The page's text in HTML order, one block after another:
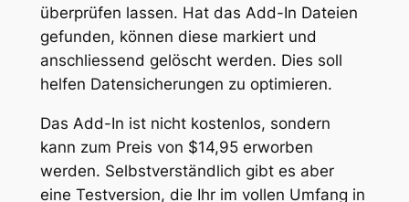
überprüfen lassen. Hat das Add-In Dateien
gefunden, können diese markiert und
anschliessend gelöscht werden. Dies soll
helfen Datensicherungen zu optimieren.
Das Add-In ist nicht kostenlos, sondern
kann zum Preis von $14,95 erworben
werden. Selbstverständlich gibt es aber
eine Testversion, die Ihr im vollen Umfang in